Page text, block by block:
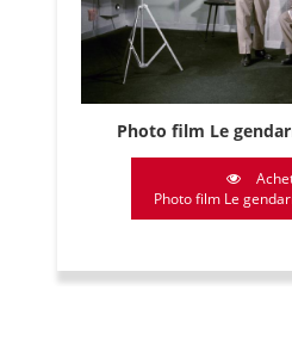
Photo film Le
Photo film Le